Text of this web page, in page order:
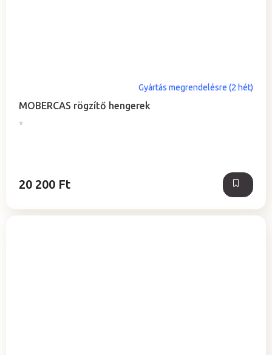
MOBERCAS rögzítő hengerek
*
Gyártás megrendelésre (2 hét)
20 200 Ft